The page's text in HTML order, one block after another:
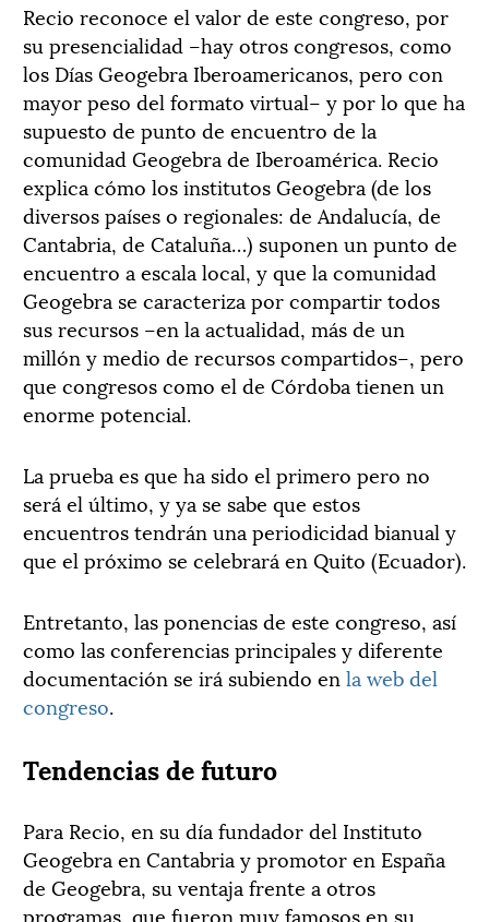
Recio reconoce el valor de este congreso, por
su presencialidad –hay otros congresos, como
los Días Geogebra Iberoamericanos, pero con
mayor peso del formato virtual– y por lo que ha
supuesto de punto de encuentro de la
comunidad Geogebra de Iberoamérica. Recio
explica cómo los institutos Geogebra (de los
diversos países o regionales: de Andalucía, de
Cantabria, de Cataluña…) suponen un punto de
encuentro a escala local, y que la comunidad
Geogebra se caracteriza por compartir todos
sus recursos –en la actualidad, más de un
millón y medio de recursos compartidos–, pero
que congresos como el de Córdoba tienen un
enorme potencial.
La prueba es que ha sido el primero pero no
será el último, y ya se sabe que estos
encuentros tendrán una periodicidad bianual y
que el próximo se celebrará en Quito (Ecuador).
Entretanto, las ponencias de este congreso, así
como las conferencias principales y diferente
documentación se irá subiendo en la web del
congreso.
Tendencias de futuro
Para Recio, en su día fundador del Instituto
Geogebra en Cantabria y promotor en España
de Geogebra, su ventaja frente a otros
programas, que fueron muy famosos en su